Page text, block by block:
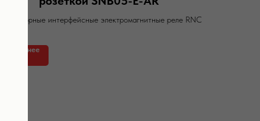
Миниатюрные интерфейсные электромагнитные реле RNC
Подробнее